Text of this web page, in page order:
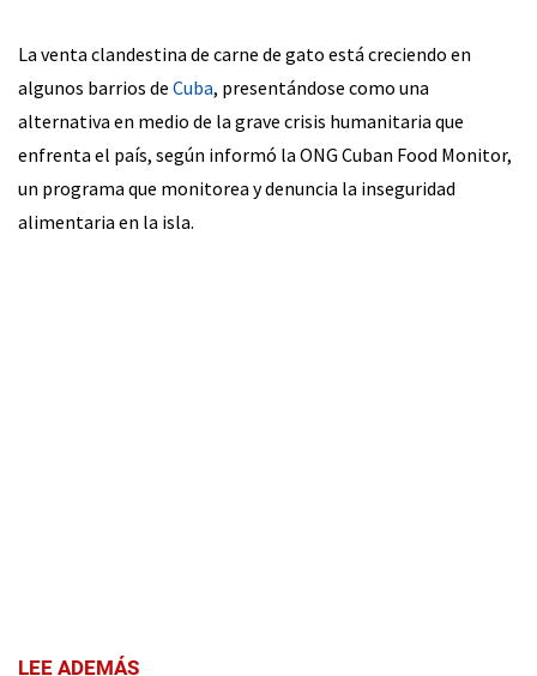
La venta clandestina de carne de gato está creciendo en
algunos barrios de Cuba, presentándose como una
alternativa en medio de la grave crisis humanitaria que
enfrenta el país, según informó la ONG Cuban Food Monitor,
un programa que monitorea y denuncia la inseguridad
alimentaria en la isla.
LEE ADEMÁS